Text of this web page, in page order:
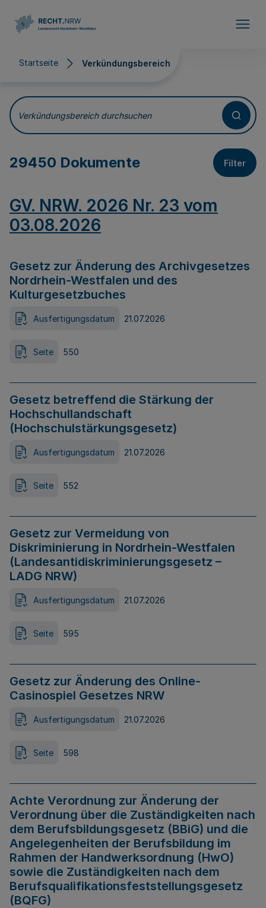
Startseite Verkündungsbereich
Verkündungsbereich
Verkündungsbereich durchsuchen
29450 Dokumente Filter
GV. NRW. 2026 Nr. 23 vom
03.08.2026
Gesetz zur Änderung des Archivgesetzes
Nordrhein-Westfalen und des
Kulturgesetzbuches
Ausfertigungsdatum 21.07.2026
Seite 550
Gesetz betreffend die Stärkung der
Hochschullandschaft
(Hochschulstärkungsgesetz)
Ausfertigungsdatum 21.07.2026
Seite 552
Gesetz zur Vermeidung von
Diskriminierung in Nordrhein-Westfalen
(Landesantidiskriminierungsgesetz –
LADG NRW)
Ausfertigungsdatum 21.07.2026
Seite 595
Gesetz zur Änderung des Online-
Casinospiel Gesetzes NRW
Ausfertigungsdatum 21.07.2026
Seite 598
Achte Verordnung zur Änderung der
Verordnung über die Zuständigkeiten nach
dem Berufsbildungsgesetz (BBiG) und die
Angelegenheiten der Berufsbildung im
Rahmen der Handwerksordnung (HwO)
sowie die Zuständigkeiten nach dem
Berufsqualifikationsfeststellungsgesetz
(BQFG)